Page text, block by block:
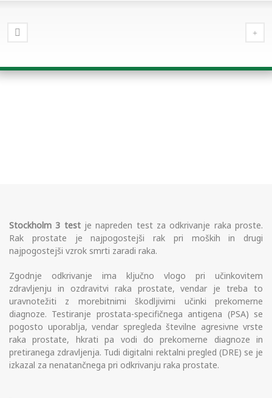
Stockholm 3 testje napreden test za odkrivanje raka proste.
Rak prostate je najpogostejši rak pri moških in drugi
najpogostejši vzrok smrti zaradi raka.
Zgodnje odkrivanje ima ključno vlogo pri učinkovitem
zdravljenju in ozdravitvi raka prostate, vendar je treba to
uravnotežiti z morebitnimi škodljivimi učinki prekomerne
diagnoze. Testiranje prostata-specifičnega antigena (PSA) se
pogosto uporablja, vendar spregleda številne agresivne vrste
raka prostate, hkrati pa vodi do prekomerne diagnoze in
pretiranega zdravljenja. Tudi digitalni rektalni pregled (DRE) se je
izkazal za nenatančnega pri odkrivanju raka prostate.